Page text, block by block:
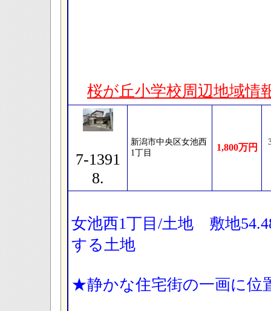
桜が丘小学校周辺地域情
7-1391
8.
新潟市中央区女池西
1丁目
1,800万円
女池西1丁目/土地 敷地
する土地
★静かな住宅街の一画に位